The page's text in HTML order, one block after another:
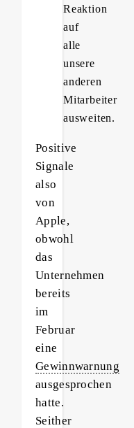
Reaktion
auf
alle
unsere
anderen
Mitarbeiter
ausweiten.
Positive
Signale
also
von
Apple,
obwohl
das
Unternehmen
bereits
im
Februar
eine
Gewinnwarnung
ausgesprochen
hatte.
Seither